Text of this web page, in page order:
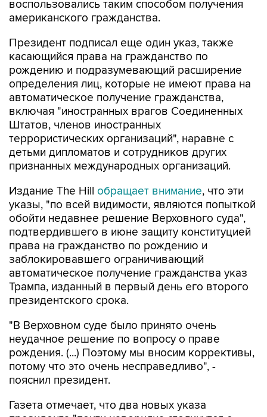
Президент подписал еще один указ, также
рождению и подразумевающий расширение
определения лиц, которые не имеют права на
автоматическое получение гражданства,
включая "иностранных врагов Соединенных
Штатов, членов иностранных
террористических организаций", наравне с
детьми дипломатов и сотрудников других
признанных международных организаций.
Издание The Hillобращает внимание, что эти
обойти недавнее решение Верховного суда",
подтвердившего в июне защиту конституцией
права на гражданство по рождению и
заблокировавшего ограничивающий
автоматическое получение гражданства указ
Трампа, изданный в первый день его второго
президентского срока.
"В Верховном суде было принято очень
рождения. (...) Поэтому мы вносим коррективы,
потому что это очень несправедливо", -
пояснил президент.
Газета отмечает, что два новых указа
юридическими проблемами", однако Трамп